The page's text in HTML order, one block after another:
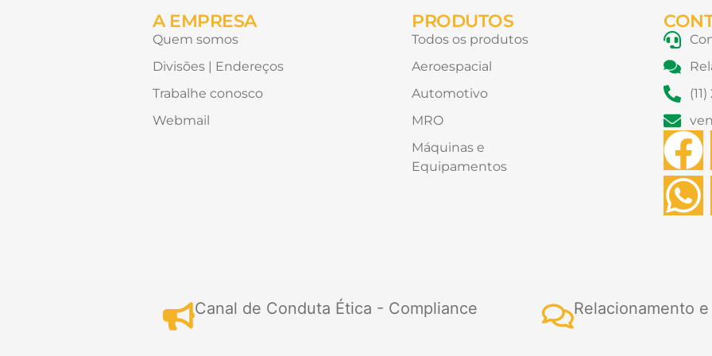
A EMPRESA
Quem somos
Divisões | Endereços
Trabalhe conosco
Webmail
PRODUTOS
Todos os produtos
Aeroespacial
Automotivo
MRO
Máquinas e
Equipamentos
F
a
c
b
h
a
s
Canal de Conduta Ética - Compliance Relacionamento